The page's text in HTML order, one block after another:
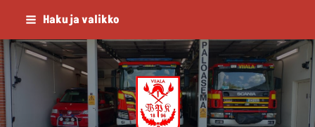
Siirry
sisältöön
Haku ja valikko
Viialan Vapaaehtoinen